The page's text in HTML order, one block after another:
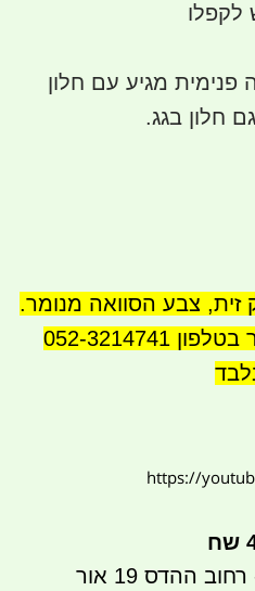
לקפלו
מגיע עם חלון
חלון בגג.
זית, צבע הסוואה מנומר.
על פי זמינות - ניתן לברר בטלפון 052-3214741
https://
ניתן לבצע איסוף עצמי - רחוב ההדס 19 אור